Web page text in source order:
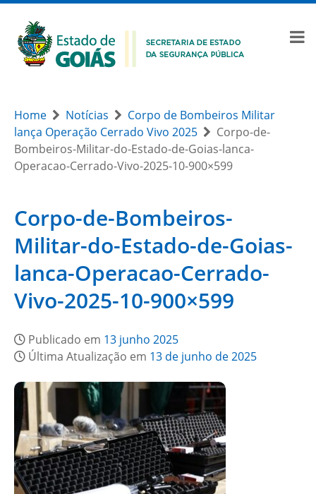
Home Notícias
Corpo de Bombeiros Militar
lança Operação Cerrado Vivo 2025
Corpo-de-
Bombeiros-Militar-do-Estado-de-Goias-lanca-
Operacao-Cerrado-Vivo-2025-10-900×599
Corpo-de-Bombeiros-
Militar-do-Estado-de-Goias-
lanca-Operacao-Cerrado-
Vivo-2025-10-900×599
Publicado em 13 junho 2025
Última Atualização em 13 de junho de 2025